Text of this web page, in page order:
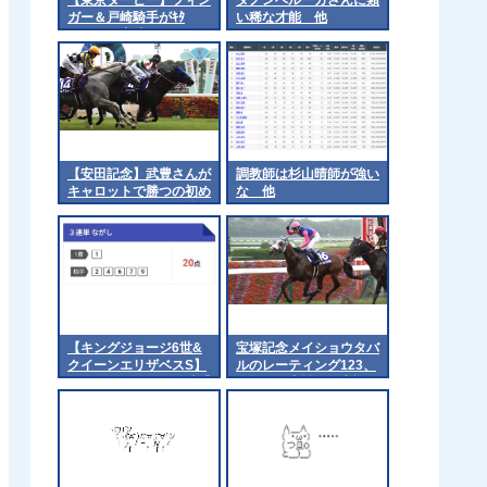
ガー＆戸崎騎手がｷﾀ
━━━━(ﾟ∀ﾟ)━━━━!
い稀な才能 他
【安田記念】武豊さんが
キャロットで勝つの初め
てみるかもしれん 他
調教師は杉山晴師が強い
な 他
【キングジョージ6世&
クイーンエリザベスS】
カルパナ＆C.キーン騎手
宝塚記念メイショウタバ
ルのレーティング123、
今年の国内戦で最高評価